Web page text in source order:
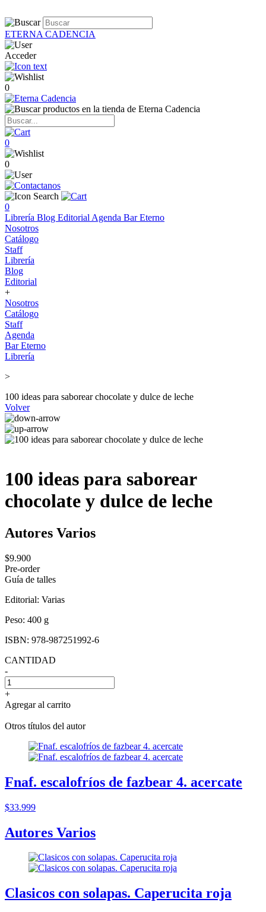
ETERNA CADENCIA
Acceder
0
0
0
0
Librería Blog Editorial Agenda Bar Eterno
Nosotros
Catálogo
Staff
Librería
Blog
Editorial
+
Nosotros
Catálogo
Staff
Agenda
Bar Eterno
Librería
>
100 ideas para saborear chocolate y dulce de leche
Volver
100 ideas para saborear
chocolate y dulce de leche
Autores Varios
$9.900
Pre-order
Guía de talles
Editorial: Varias
Peso: 400 g
ISBN: 978-987251992-6
CANTIDAD
-
+
Agregar al carrito
Otros títulos del autor
Fnaf. escalofríos de fazbear 4. acercate
$33.999
Autores Varios
Clasicos con solapas. Caperucita roja